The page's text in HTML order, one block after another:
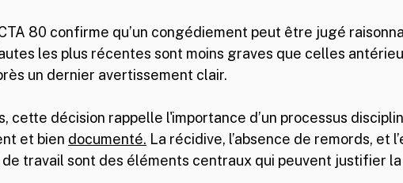
80 confirme qu’un congédiement peut être jugé
les plus récentes sont moins graves que celles
un dernier avertissement clair.
cette décision rappelle l'importance d’un processus
et bien documenté. La récidive, l’absence de remords, et
de travail sont des éléments centraux qui peuvent justifier